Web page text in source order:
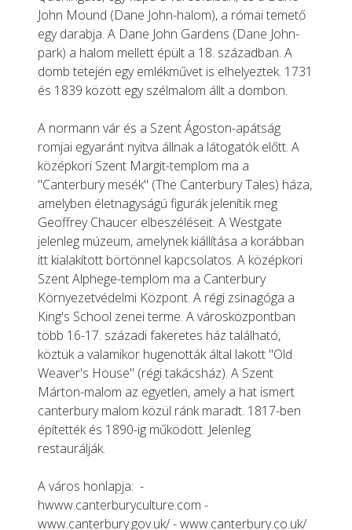
John Mound (Dane John-halom), a római temető
egy darabja. A Dane John Gardens (Dane John-
park) a halom mellett épült a 18. században. A
domb tetején egy emlékművet is elhelyeztek. 1731
és 1839 között egy szélmalom állt a dombon.
A normann vár és a Szent Ágoston-apátság
romjai egyaránt nyitva állnak a látogatók előtt. A
középkori Szent Margit-templom ma a
"Canterbury mesék" (The Canterbury Tales) háza,
amelyben életnagyságú figurák jelenítik meg
Geoffrey Chaucer elbeszéléseit. A Westgate
jelenleg múzeum, amelynek kiállítása a korábban
itt kialakított börtönnel kapcsolatos. A középkori
Szent Alphege-templom ma a Canterbury
Környezetvédelmi Központ. A régi zsinagóga a
King's School zenei terme. A városközpontban
több 16-17. századi fakeretes ház található,
köztük a valamikor hugenották által lakott "Old
Weaver's House" (régi takácsház). A Szent
Márton-malom az egyetlen, amely a hat ismert
canterbury malom közül ránk maradt. 1817-ben
építették és 1890-ig működött. Jelenleg
restaurálják.
A város honlapja: -
hwww.canterburyculture.com -
www.canterbury.gov.uk/-www.canterbury.co.uk/